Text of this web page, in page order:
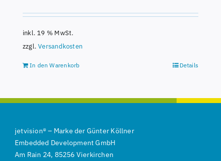
inkl. 19 % MwSt.
zzgl.Versandkosten
In den Warenkorb Details
jetvision® – Marke der Günter Köllner
Embedded Development GmbH
Am Rain 24, 85256 Vierkirchen